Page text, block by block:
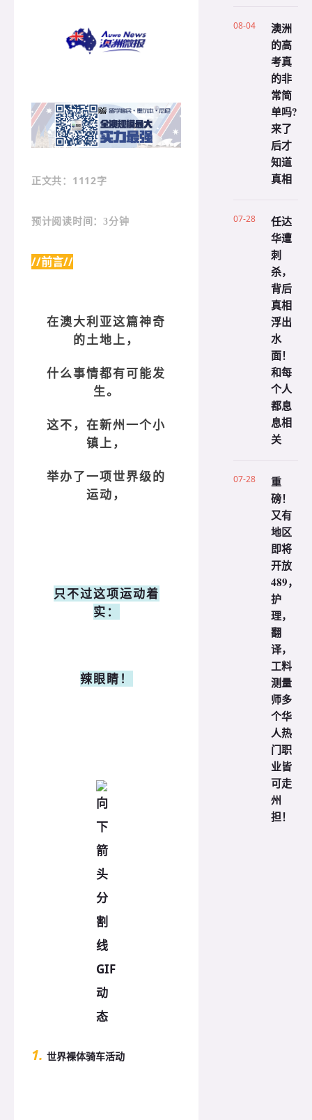
正文共 ：1112字
预计阅读时间：3分钟
//前言//
在澳大利亚这篇神奇
的土地上，
什么事情都有可能发
生。
这不，在新州一个小
镇上，
举办了一项世界级的
运动，
只不过这项运动着
实：
辣眼睛！
1. 世界裸体骑车活动
08-04
澳洲
的高
考真
的非
常简
单吗?
来了
后才
知道
真相
07-28
任达
华遭
刺
杀，
背后
真相
浮出
水
面！
和每
个人
都息
息相
关
07-28
重
磅！
又有
地区
即将
开放
489，
护
理，
翻
译，
工料
测量
师多
个华
人热
门职
业皆
可走
州
担！